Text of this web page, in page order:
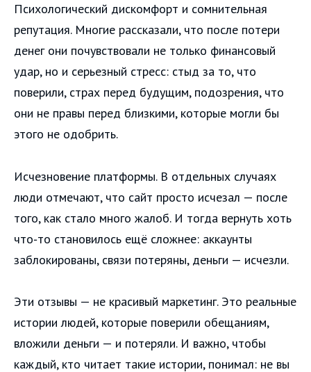
Психологический дискомфорт и сомнительная
репутация. Многие рассказали, что после потери
денег они почувствовали не только финансовый
удар, но и серьезный стресс: стыд за то, что
поверили, страх перед будущим, подозрения, что
они не правы перед близкими, которые могли бы
этого не одобрить.
Исчезновение платформы. В отдельных случаях
люди отмечают, что сайт просто исчезал — после
того, как стало много жалоб. И тогда вернуть хоть
что‑то становилось ещё сложнее: аккаунты
заблокированы, связи потеряны, деньги — исчезли.
Эти отзывы — не красивый маркетинг. Это реальные
истории людей, которые поверили обещаниям,
вложили деньги — и потеряли. И важно, чтобы
каждый, кто читает такие истории, понимал: не вы